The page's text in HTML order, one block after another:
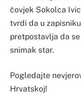
čovjek Sokolca
tvrdi da u
pretpostavlja da
snimak star.
Pogledajte
Hrvatskoj!